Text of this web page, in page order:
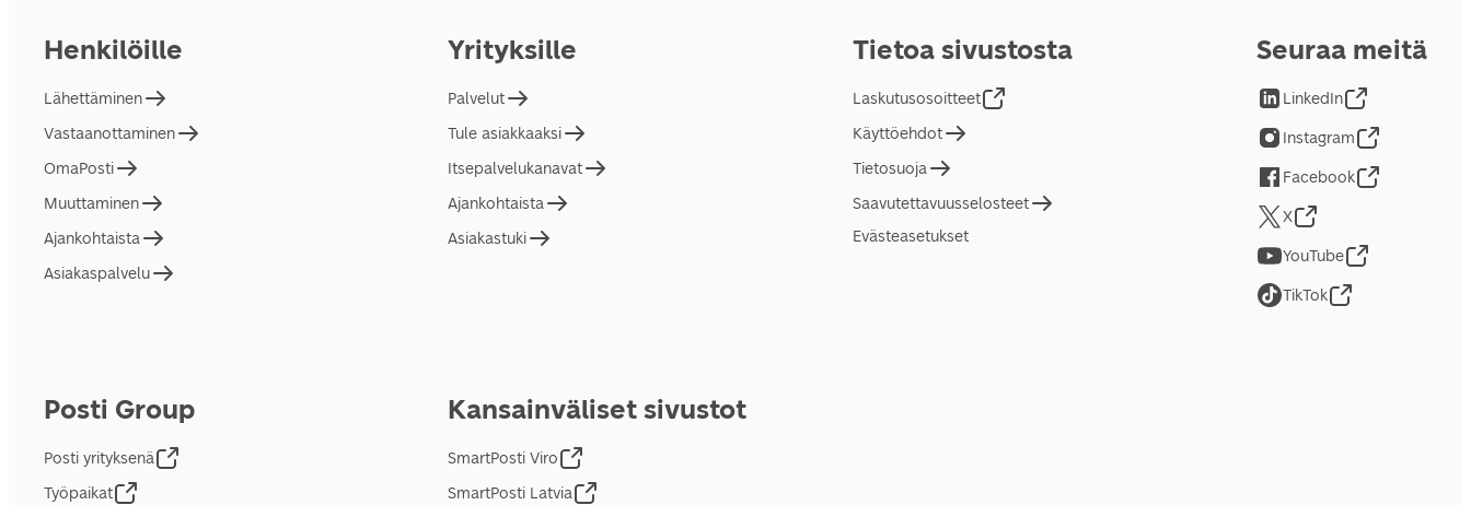
Henkilöille
Lähettäminen
Vastaanottaminen
OmaPosti
Muuttaminen
Ajankohtaista
Asiakaspalvelu
Yrityksille
Palvelut
Tule asiakkaaksi
Itsepalvelukanavat
Ajankohtaista
Asiakastuki
Tietoa sivustosta
Laskutusosoitteet
Käyttöehdot
Tietosuoja
Saavutettavuusselosteet
Evästeasetukset
Posti Group
Posti yrityksenä
Työpaikat
Kansainväliset sivustot
SmartPosti Viro
SmartPosti Latvia
Seuraa meitä
LinkedIn
Instagram
Facebook
X
YouTube
TikTok